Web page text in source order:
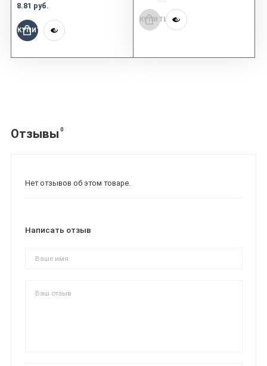
8.81 руб.
КУПИТЬ
КУПИТЬ
Отзывы 0
Нет отзывов об этом товаре.
Написать отзыв